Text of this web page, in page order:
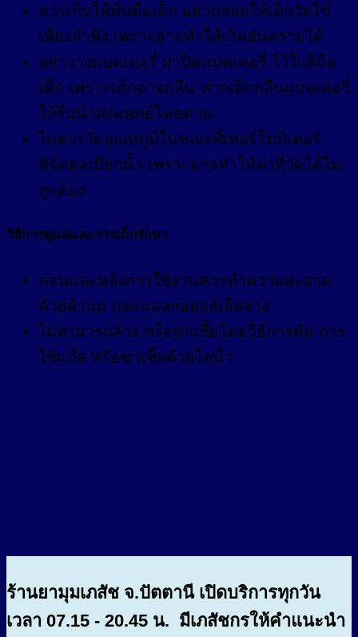
ควรเก็บให้พ้นมือเด็ก อย่าปล่อยให้เด็กวัดไข้
เพียงลำพัง เพราะอาจทำให้เกิดอันตรายได้
อย่าวางแบตเตอรี่ ฝาปิดแบตเตอรี่ ไว้ใกล้มือ
เด็ก เพราะเด็กอาจกลืน หากเด็กกลืนแบตเตอรี่
ให้รีบนำส่งแพทย์โดยด่วน
ไม่ควรวัดอุณหภูมิในขณะที่เทอร์โมมิเตอร์
ดิจิตอลเปียกน้ำ เพราะอาจทำให้ค่าที่วัดได้ไม่
ถูกต้อง
วิธีการดูแลและการเก็บรักษา
ก่อนและหลังการใช้งานควรทำความสะอาด
ด้วยผ้านุ่ม และแอลกอฮอล์เจือจาง
ไม่สามารถล้าง หรือฆ่าเชื้อโดยวิธีการต้ม การ
ใช้แก๊ส หรือฆ่าเชื้อด้วยไอน้ำ
ร้านยามุมเภสัช จ.ปัตตานี เปิดบริการทุกวัน
เวลา 07.15 - 20.45 น. มีเภสัชกรให้คำแนะนำ